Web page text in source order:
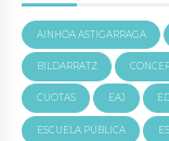
AINHOA ASTIGARRAGA
BILDARRATZ
CUOTAS EAJ
ESCUELA PÚBLICA